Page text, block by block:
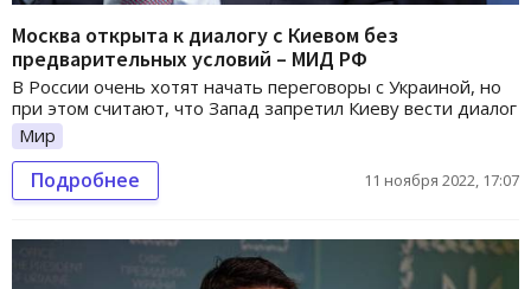
Москва открыта к диалогу с Киевом без
предварительных условий – МИД РФ
В России очень хотят начать переговоры с Украиной, но
при этом считают, что Запад запретил Киеву вести диалог
Мир
Подробнее 11 ноября 2022, 17:07